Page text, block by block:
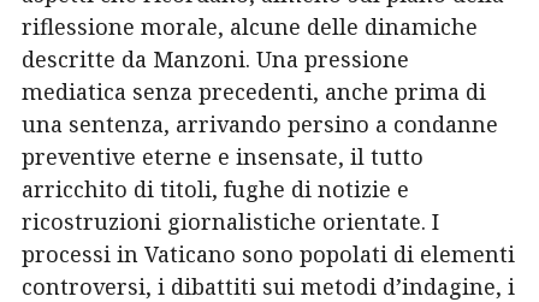
riflessione morale, alcune delle dinamiche
descritte da Manzoni. Una pressione
mediatica senza precedenti, anche prima di
una sentenza, arrivando persino a condanne
preventive eterne e insensate, il tutto
arricchito di titoli, fughe di notizie e
ricostruzioni giornalistiche orientate. I
processi in Vaticano sono popolati di elementi
controversi, i dibattiti sui metodi d’indagine, i